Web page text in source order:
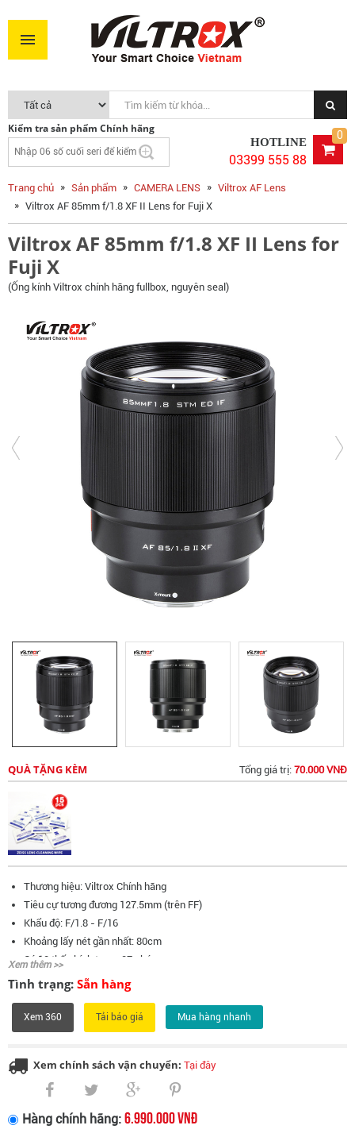
Kiểm tra sản phẩm Chính hãng
HOTLINE
03399 555 88
0
Viltrox AF 85mm f/1.8 XF II Lens for Fuji X
6.990.000VNĐ
Trang chủ Sản phẩm CAMERA LENS
Viltrox AF Lens
Viltrox AF 85mm f/1.8 XF II Lens for Fuji X
Viltrox AF 85mm f/1.8 XF II Lens for
Fuji X
(Ống kính Viltrox chính hãng fullbox, nguyên seal)
QUÀ TẶNG KÈM Tổng giá trị: 70.000 VNĐ
Thương hiệu: Viltrox Chính hãng
Tiêu cự tương đương 127.5mm (trên FF)
Khẩu độ: F/1.8 - F/16
Khoảng lấy nét gần nhất: 80cm
Có 10 thấu kính trong 07 nhóm
Gồm 01 thấu kính Extra-Low Dispersion
Đường kính Filter: 72mm
Thấu kính phủ đa lớp Coating cao cấp HD Nano
Sản xuất cho: Sony E, Fujifilm X
Xem thêm >>
Tình trạng: Sẵn hàng
Xem 360 Mua hàng nhanh
Xem chính sách vận chuyển: Tại đây
Hàng chính hãng: 6.990.000 VNĐ